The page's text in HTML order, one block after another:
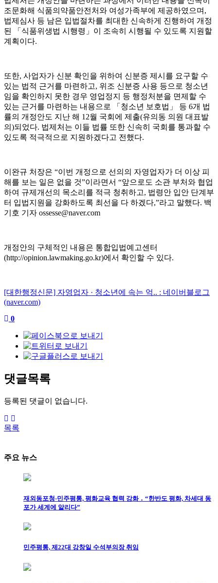
조문화해 식품의약품안전처와 여성가족부에 제공하였으며 ,
법제심사 등 남은 입법절차를 최대한 신속하게 진행하여 개정
된
「 식품위생법 시행령 」 이 조속히 시행될 수 있도록 지원할
계획이다.
또한, 사업자가 신분 확인을 위하여 신분증 제시를 요구할 수
있는 법적 근거를 마련하고, 위조 신분증 사용 등으로 청소년
임을 확인하지 못한 경우 영업정지 등 행정처분을 면제할 수
있는 근거를 마련하는 내용으로
「 청소년 보호법 」 등 6개 법
률의 개정안도 지난 해 12월 국회에 제출(유의동 의원 대표발
의 )되었다. 법제처는 이들 법률 또한 신속히 국회를 통과할 수
있도록 적극적으로 지원하겠다고 전했다.
이완규 처장은 “이번 개정으로 선의의 자영업자가 더 이상 피
해를 보는 일은 없을 것”이라면서 “앞으로도 소관 부처와 협업
하여 규제개선의 목소리를 적극 청취하고, 법령안 입안 단계부
터 입법지원을 강화하도록 최선을 다 하겠다,”라고 말했다. 백
기호 기자 ossesse@naver.com
개정안의 구체적인 내용은 통합입법예고센터
(http://opinion.lawmaking.go.kr)에서 확인할 수 있다.
[대한행정신문] 자영업자 · 청소년에 속는 억.. : 네이버블로그
(naver.com)
0
댓글목록
등록된 댓글이 없습니다.
목록
주요 뉴스
재외동포청-민주평통, 평화교육 협력 강화 ․ “한반도 평화, 차세대 동
포가 세계에 알리다”
민주평통, 제22대 강창일 수석부의장 취임